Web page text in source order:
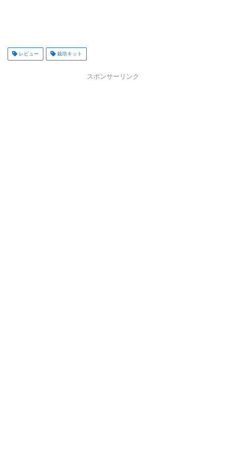
レビュー 栽培キット
スポンサーリンク